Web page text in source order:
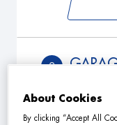
3
15.13 01340
About Cookies
By clicking “Accept All